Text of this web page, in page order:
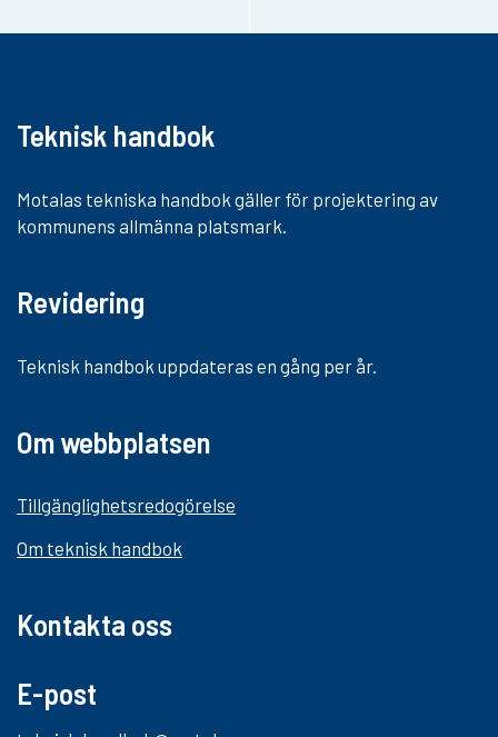
s
Teknisk handbok
Motalas tekniska handbok gäller för projektering av
kommunens allmänna platsmark.
Revidering
Teknisk handbok uppdateras en gång per år.
Om webbplatsen
Tillgänglighetsredogörelse
Om teknisk handbok
Kontakta oss
E-post